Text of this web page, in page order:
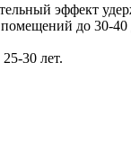
эффект
помещений до 30-
30 лет.